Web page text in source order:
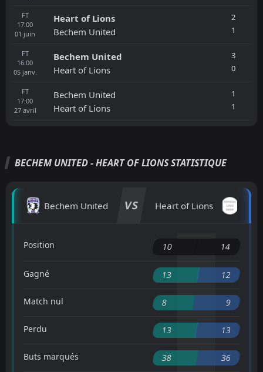
FT
17:00
01 juin
Heart of Lions
Bechem United
2
1
FT
16:00
05 janv.
Bechem United
Heart of Lions
3
0
FT
17:00
27 avril
Bechem United
Heart of Lions
1
1
BECHEM UNITED - HEART OF LIONS STATISTIQUE
Bechem United VS Heart of Lions
Position 10 14
Gagné 13 12
Match nul 8 9
Perdu 13 13
Buts marqués 38 36